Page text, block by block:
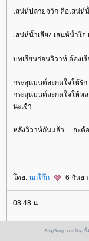
เสน่ห์ปลายจวัก คือเสน่ห์
เสน่ห์น้ำเสียง เสน่ห์น้ำใ
บทเรียนก่อนวิวาห์ ต้องเ
กระสุนมนต์สะกดใจให้รัก
กระสุนมนต์สะกดใจให้ห
นะเจ้า
หลังวิวาห์กันแล้ว ... จะต้
ดย: นกโก๊ก 6 กันย
08.48 น.
(คำโคลงกล-คนโคลงกรร
BlogGang.com ใช้คุก